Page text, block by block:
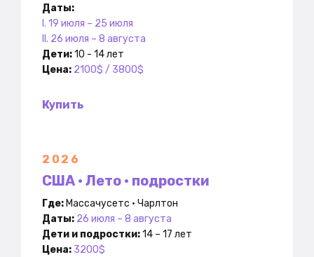
Даты:
I. 19 июля – 25 июля
II. 26 июля – 8 августа
Дети:10 - 14 лет
Цена: 2100$ / 3800$
Купить
2026
США • Лето • подростки
Где: Массачусетс • Чарлтон
Даты: 26 июля – 8 августа
Дети и подростки:14 – 17 лет
Цена: 3200$